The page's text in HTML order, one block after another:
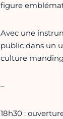
figure
Avec une
public dans un
culture
–
18h30 :